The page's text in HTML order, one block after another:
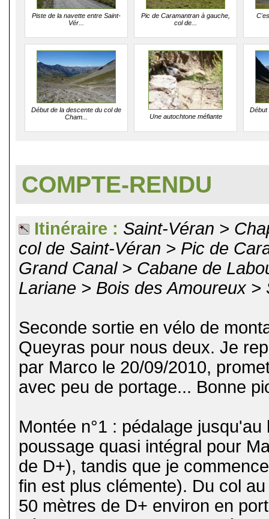
Piste de la navette entre Saint-
Vér...
Pic de Caramantran à gauche,
col de...
Début de la descente du col de
Cham...
Une autochtone méfiante
Début
COMPTE-RENDU
Itinéraire : Saint-Véran >
col de Saint-Véran > Pic de
Grand Canal > Cabane de
Lariane > Bois des Amoureux >
Seconde sortie en vélo de
Queyras pour nous deux. Je
par Marco le 20/09/2010,
avec peu de portage... Bonne
Montée n°1 : pédalage
poussage quasi intégral pour
de D+), tandis que je
fin est plus clémente). Du col
50 mètres de D+ environ en